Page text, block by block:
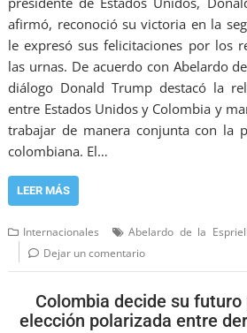
afirmó, reconoció su victoria en la
le expresó sus felicitaciones por los
las urnas. De acuerdo con Abelardo
diálogo Donald Trump destacó la
entre Estados Unidos y Colombia y
trabajar de manera conjunta con la
colombiana. El…
LEER MÁS
Internacionales Abelardo de la
Dejar un comentario
Colombia decide su
elección polarizada entre